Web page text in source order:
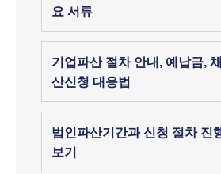
요 서류
기업파산 절차 안내, 예납금,
산신청 대응법
법인파산기간과 신청 절차 진
보기